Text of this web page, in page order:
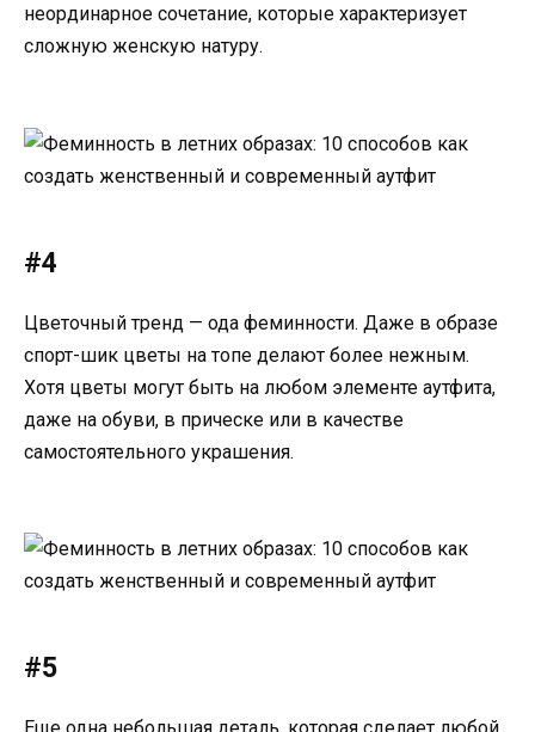
неординарное сочетание, которые характеризует
сложную женскую натуру.
#4
Цветочный тренд — ода феминности. Даже в образе
спорт-шик цветы на топе делают более нежным.
Хотя цветы могут быть на любом элементе аутфита,
даже на обуви, в прическе или в качестве
самостоятельного украшения.
#5